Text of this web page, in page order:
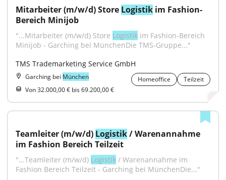
Mitarbeiter (m/w/d) Store Logistik im Fashion-
Bereich Minijob
"...Mitarbeiter (m/w/d) Store Logistik im Fashion-Bereich
Minijob - Garching bei MünchenDie TMS-Gruppe..."
TMS Trademarketing Service GmbH
Garching bei München Homeoffice
Teilzeit
Von 32.000,00 € bis 69.200,00 €
Teamleiter (m/w/d) Logistik / Warenannahme
im Fashion Bereich Teilzeit
"...Teamleiter (m/w/d) Logistik / Warenannahme im
Fashion Bereich Teilzeit - Garching bei MünchenDie..."